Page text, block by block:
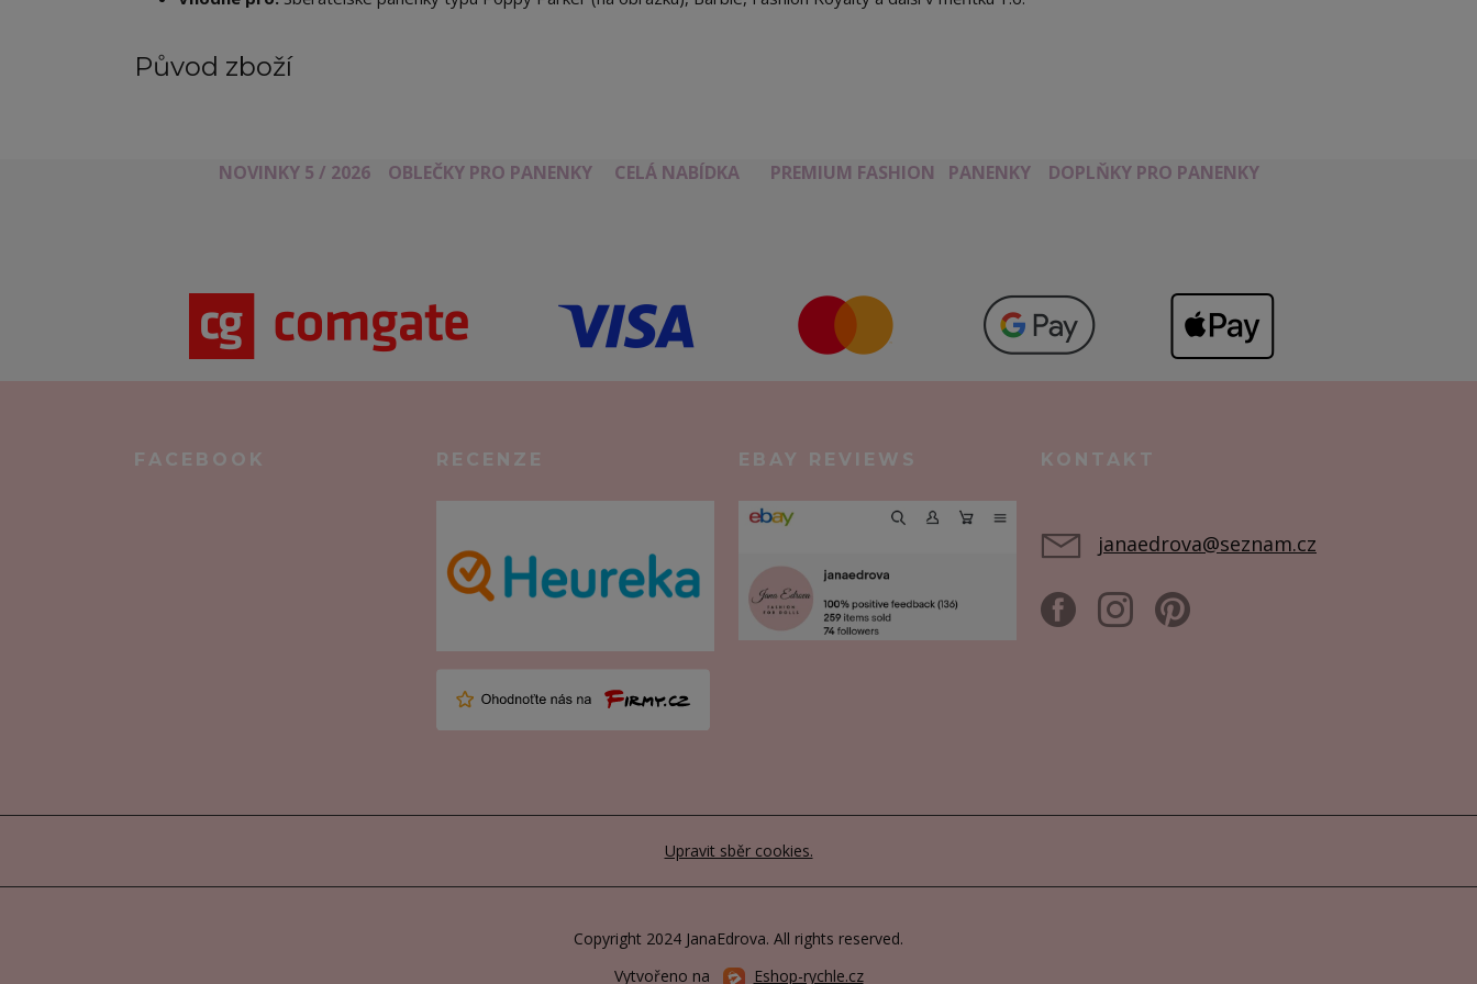
Původ zboží
NOVINKY 5 / 2026 OBLEČKY PRO PANENKY CELÁ NABÍDKA PREMIUM FASHION PANENKY DOPLŇKY PRO PANENKY
FACEBOOK RECENZE EBAY REVIEWS KONTAKT
janaedrova@seznam.cz
Upravit sběr cookies.
Copyright 2024 JanaEdrova. All rights reserved.
Vytvořeno na
Eshop-rychle.cz